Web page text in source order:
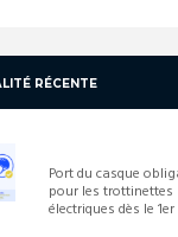
RÉCENTE
Port du casque
pour les trottinettes
électriques dès le 1er